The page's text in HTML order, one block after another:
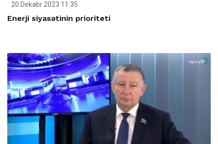
20 Dekabr 2023 11:35
Enerji siyasətinin prioriteti